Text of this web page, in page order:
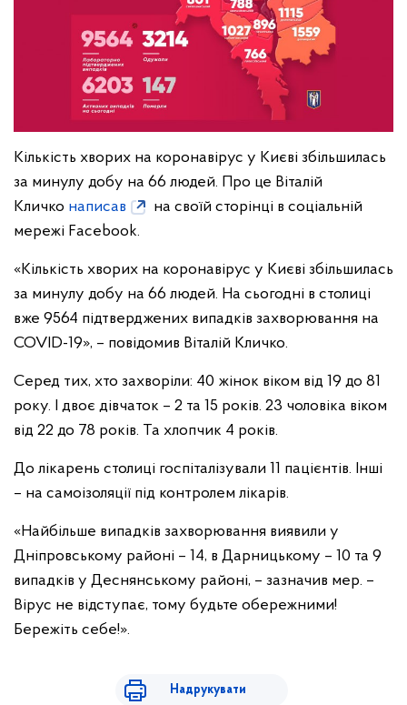
Кількість хворих на коронавірус у Києві збільшилась
за минулу добу на 66 людей. Про це Віталій
Кличко написав
на своїй сторінці в соціальній
мережі Facebook.
«Кількість хворих на коронавірус у Києві збільшилась
за минулу добу на 66 людей. На сьогодні в столиці
вже 9564 підтверджених випадків захворювання на
COVID-19», – повідомив Віталій Кличко.
Серед тих, хто захворіли: 40 жінок віком від 19 до 81
року. І двоє дівчаток – 2 та 15 років. 23 чоловіка віком
від 22 до 78 років. Та хлопчик 4 років.
До лікарень столиці госпіталізували 11 пацієнтів. Інші
– на самоізоляції під контролем лікарів.
«Найбільше випадків захворювання виявили у
Дніпровському районі – 14, в Дарницькому – 10 та 9
випадків у Деснянському районі, – зазначив мер. –
Вірус не відступає, тому будьте обережними!
Бережіть себе!».
Надрукувати